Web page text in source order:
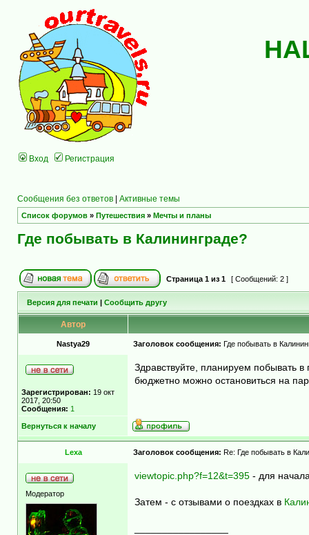
Вход Регистрация
Сообщения без ответов | Активные темы
Список форумов » Путешествия » Мечты и планы
Где побывать в Калининграде?
Страница 1 из 1 [ Сообщений: 2 ]
Версия для печати | Сообщить другу
Автор
Nastya29 Заголовок сообщения: Где побывать в
Зарегистрирован: 19 окт
2017, 20:50
Сообщения: 1
Здравствуйте, планируем побывать в
бюджетно можно остановиться на
Вернуться к началу
Lexa Заголовок сообщения: Re: Где побывать в
Модератор
viewtopic.php?f=12&t=395 - для
Затем - с отзывами о поездках в